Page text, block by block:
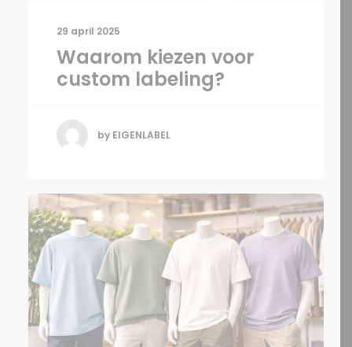
29 april 2025
Waarom kiezen voor
custom labeling?
by EIGENLABEL